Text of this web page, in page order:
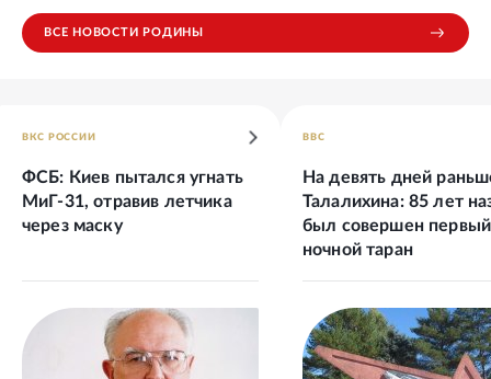
ВСЕ НОВОСТИ РОДИНЫ
ВКС РОССИИ
ФСБ: Киев пытался угнать
МиГ-31, отравив летчика
через маску
ВВС
На девять дней
Талалихина: 85 лет
был совершен первый
ночной таран